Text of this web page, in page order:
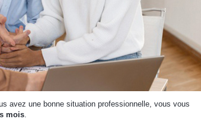
avez une bonne situation professionnelle, vous vous
mois.